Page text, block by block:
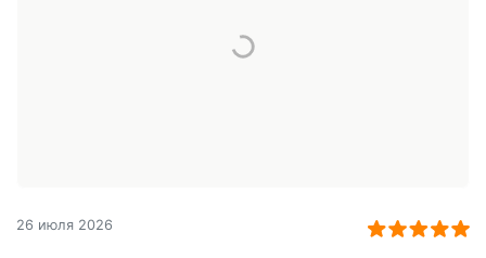
26 июля 2026